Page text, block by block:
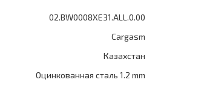
02.BW0008XE31.ALL.0.00
Cargasm
Казахстан
Оцинкованная сталь 1.2 mm